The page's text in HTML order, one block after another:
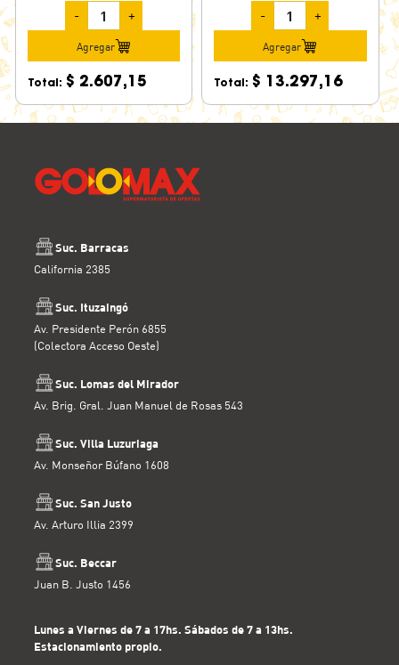
- +
Agregar
Total: $ 2.607,15
- +
Agregar
Total: $ 13.297,16
Suc. Barracas
California 2385
Suc. Ituzaingó
Av. Presidente Perón 6855
(Colectora Acceso Oeste)
Suc. Lomas del Mirador
Av. Brig. Gral. Juan Manuel de Rosas 543
Suc. Villa Luzuriaga
Av. Monseñor Búfano 1608
Suc. San Justo
Av. Arturo Illia 2399
Suc. Beccar
Juan B. Justo 1456
Lunes a Viernes de 7 a 17hs. Sábados de 7 a 13hs.
Estacionamiento propio.